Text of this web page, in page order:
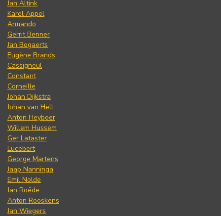
Jan Altink
Karel Appel
Armando
Gerrit Benner
Jan Bogaerts
Eugène Brands
Cassigneul
Constant
Corneille
Johan Dijkstra
Johan van Hell
Anton Heyboer
Willem Hussem
Ger Lataster
Lucebert
George Martens
Jaap Nanninga
Emil Nolde
Jan Roëde
Anton Rooskens
Jan Wiegers